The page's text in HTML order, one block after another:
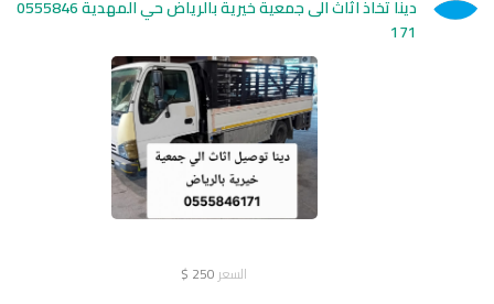
دينا تخاذ اثاث الى جمعية خيرية بالرياض حي المهدية 0555846
171
السعر 250
$